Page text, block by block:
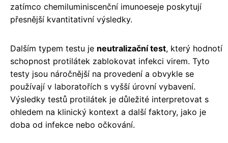
zatímco chemiluminiscenční imunoeseje poskytují
přesnější kvantitativní výsledky.
Dalším typem testu je neutralizační test, který hodnotí
schopnost protilátek zablokovat infekci virem. Tyto
testy jsou náročnější na provedení a obvykle se
používají v laboratořích s vyšší úrovní vybavení.
Výsledky testů protilátek je důležité interpretovat s
ohledem na klinický kontext a další faktory, jako je
doba od infekce nebo očkování.